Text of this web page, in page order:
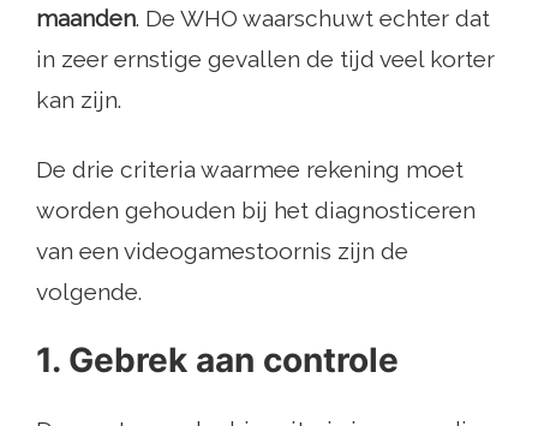
maanden. De WHO waarschuwt echter dat
in zeer ernstige gevallen de tijd veel korter
kan zijn.
De drie criteria waarmee rekening moet
worden gehouden bij het diagnosticeren
van een videogamestoornis zijn de
volgende.
1. Gebrek aan controle